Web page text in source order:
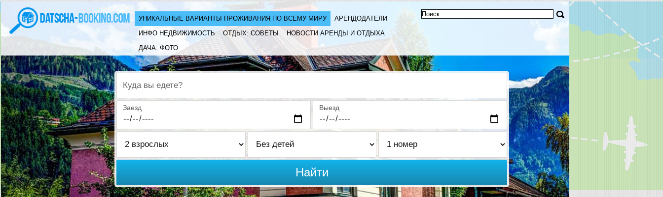
УНИКАЛЬНЫЕ ВАРИАНТЫ ПРОЖИВАНИЯ ПО ВСЕМУ МИРУ
АРЕНДОДАТЕЛИ
ИНФО НЕДВИЖИМОСТЬ
ОТДЫХ: СОВЕТЫ
НОВОСТИ АРЕНДЫ И ОТДЫХА
ДАЧА: ФОТО
Куда вы едете?
Заезд Выезд
Найти